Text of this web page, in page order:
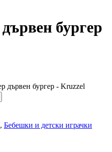
бургер
дървен бургер - Kruzzel
, Бебешки и детски играчки